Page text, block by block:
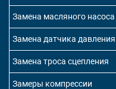
Замена масляного насоса
Замена датчика
Замена троса сцепления
Замеры компрессии